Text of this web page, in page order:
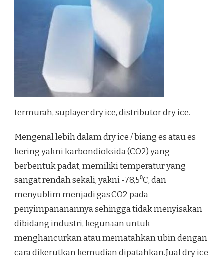
termurah, suplayer dry ice, distributor dry ice.
Mengenal lebih dalam dry ice / biang es atau es
kering yakni karbondioksida (CO2) yang
berbentuk padat, memiliki temperatur yang
sangat rendah sekali, yakni -78,5⁰C, dan
menyublim menjadi gas CO2 pada
penyimpananannya sehingga tidak menyisakan
dibidang industri, kegunaan untuk
menghancurkan atau mematahkan ubin dengan
cara dikerutkan kemudian dipatahkan.Jual dry ice